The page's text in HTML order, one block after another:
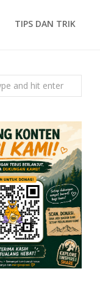
TIPS DAN TRIK